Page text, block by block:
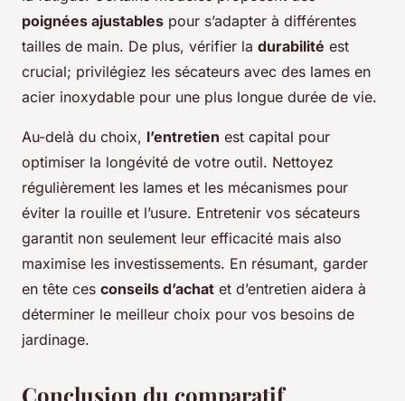
poignées ajustables pour s’adapter à différentes
tailles de main. De plus, vérifier la durabilité est
crucial; privilégiez les sécateurs avec des lames en
acier inoxydable pour une plus longue durée de vie.
Au-delà du choix, l’entretien est capital pour
optimiser la longévité de votre outil. Nettoyez
régulièrement les lames et les mécanismes pour
éviter la rouille et l’usure. Entretenir vos sécateurs
garantit non seulement leur efficacité mais also
maximise les investissements. En résumant, garder
en tête ces conseils d’achat et d’entretien aidera à
déterminer le meilleur choix pour vos besoins de
jardinage.
Conclusion du comparatif